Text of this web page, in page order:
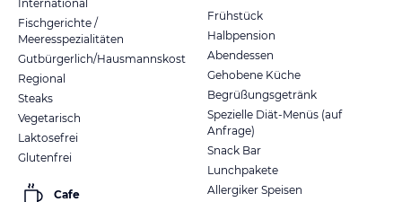
International
Fischgerichte /
Meeresspezialitäten
Gutbürgerlich/Hausmannskost
Regional
Steaks
Vegetarisch
Laktosefrei
Glutenfrei
Cafe
Frühstück
Halbpension
Abendessen
Gehobene Küche
Begrüßungsgetränk
Spezielle Diät-Menüs (auf
Anfrage)
Snack Bar
Lunchpakete
Allergiker Speisen